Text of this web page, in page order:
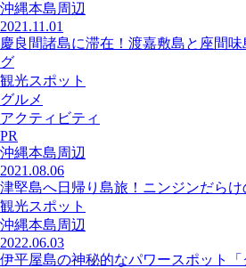
沖縄本島周辺
2021.11.01
慶良間諸島に滞在！渡嘉敷島と座間
グ
観光スポット
グルメ
アクティビティ
PR
沖縄本島周辺
2021.08.06
津堅島へ日帰り島旅！ニンジンだら
観光スポット
沖縄本島周辺
2022.06.03
伊平屋島の神秘的なパワースポット